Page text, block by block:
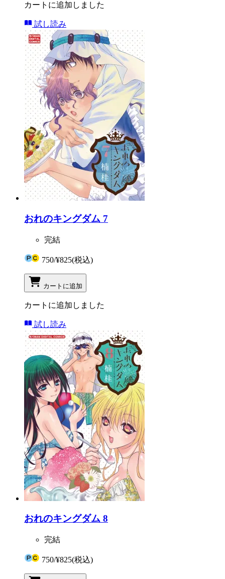
カートに追加しました
試し読み
おれのキングダム 7
完結
750/¥825(税込)
カートに追加
カートに追加しました
試し読み
おれのキングダム 8
完結
750/¥825(税込)